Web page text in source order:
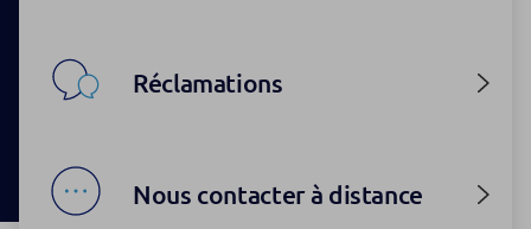
Réclamations
Nous contacter à distance